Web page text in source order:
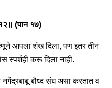
(पान १७)
आपला शंख दिला, पण इतर तीन
स्पर्शही करू दिला नाही.
नगेंद्रबाबू बौध्द संघ असा करतात व